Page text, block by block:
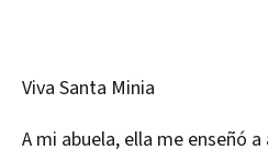
Viva Santa Minia
A mi abuela, ella me enseñó